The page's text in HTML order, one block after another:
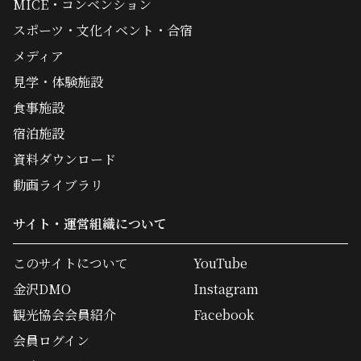
MICE・コンベンション
スポーツ・文化イベント・合宿
メディア
見学・体験施設
食事施設
宿泊施設
資料ダウンロード
動画ライブラリ
サイト・運営組織について
このサイトについて
金沢DMO
観光協会会員紹介
会員ログイン
YouTube
Instagram
Facebook